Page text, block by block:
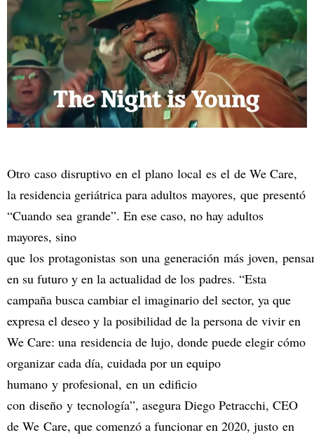
Otro caso disruptivo en el plano local es el de We Care,
la residencia geriátrica para adultos mayores, que presentó
“Cuando sea grande”. En ese caso, no hay adultos
mayores, sino
que los protagonistas son una generación más joven,
en su futuro y en la actualidad de los padres. “Esta
campaña busca cambiar el imaginario del sector, ya que
expresa el deseo y la posibilidad de la persona de vivir en
We Care: una residencia de lujo, donde puede elegir cómo
organizar cada día, cuidada por un equipo
humano y profesional, en un edificio
con diseño y tecnología”, asegura Diego Petracchi, CEO
de We Care, que comenzó a funcionar en 2020, justo en